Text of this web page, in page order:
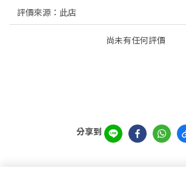
尚未有任何評價
分享到